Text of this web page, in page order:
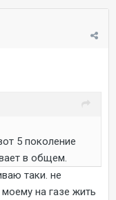
5 поколение
в общем.
таки. не
на газе жить